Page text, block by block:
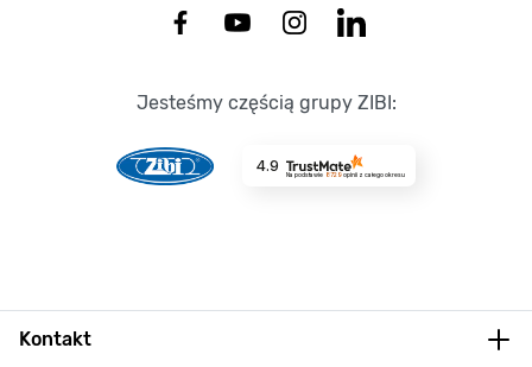
Jesteśmy częścią grupy ZIBI:
4.9
Na podstawie 8729opinii z całego okresu
Kontakt